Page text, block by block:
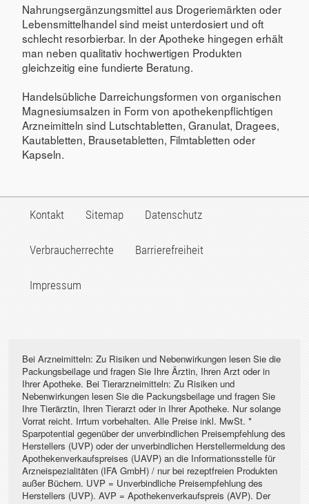
Nahrungsergänzungsmittel aus Drogeriemärkten oder
Lebensmittelhandel sind meist unterdosiert und oft
schlecht resorbierbar. In der Apotheke hingegen erhält
man neben qualitativ hochwertigen Produkten
gleichzeitig eine fundierte Beratung.
Handelsübliche Darreichungsformen von organischen
Magnesiumsalzen in Form von apothekenpflichtigen
Arzneimitteln sind Lutschtabletten, Granulat, Dragees,
Kautabletten, Brausetabletten, Filmtabletten oder
Kapseln.
Kontakt Sitemap Datenschutz
Verbraucherrechte Barrierefreiheit
Impressum
Bei Arzneimitteln: Zu Risiken und Nebenwirkungen lesen Sie die
Packungsbeilage und fragen Sie Ihre Ärztin, Ihren Arzt oder in
Ihrer Apotheke. Bei Tierarzneimitteln: Zu Risiken und
Nebenwirkungen lesen Sie die Packungsbeilage und fragen Sie
Ihre Tierärztin, Ihren Tierarzt oder in Ihrer Apotheke. Nur solange
Vorrat reicht. Irrtum vorbehalten. Alle Preise inkl. MwSt. *
Sparpotential gegenüber der unverbindlichen Preisempfehlung des
Herstellers (UVP) oder der unverbindlichen Herstellermeldung des
Apothekenverkaufspreises (UAVP) an die Informationsstelle für
Arzneispezialitäten (IFA GmbH) / nur bei rezeptfreien Produkten
außer Büchern. UVP = Unverbindliche Preisempfehlung des
Herstellers (UVP). AVP = Apothekenverkaufspreis (AVP). Der